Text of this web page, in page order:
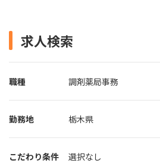
求人検索
職種 調剤薬局事務
勤務地 栃木県
こだわり条件 選択なし